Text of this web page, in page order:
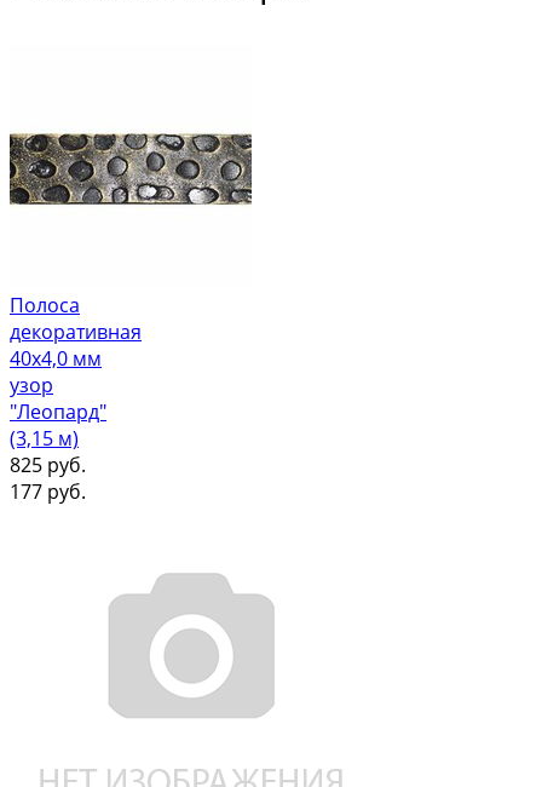
Полоса
декоративная
40х4,0 мм
узор
"Леопард"
(3,15 м)
825 руб.
177 руб.